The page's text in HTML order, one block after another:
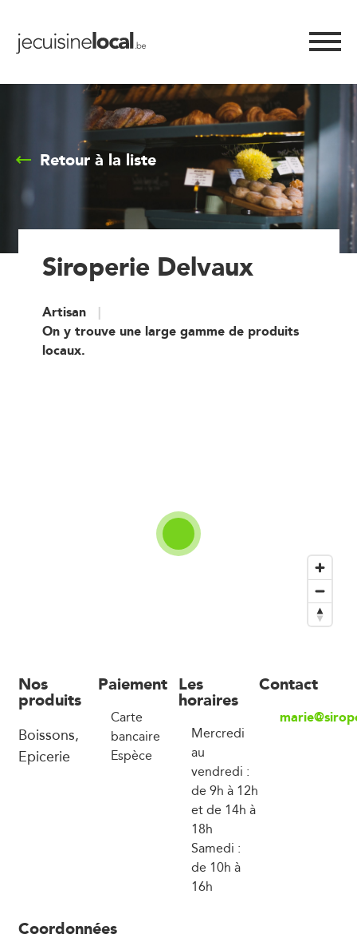
Retour à la liste
Siroperie Delvaux
Artisan
On y trouve une large gamme de produits
locaux.
Nos
produits
Boissons,
Epicerie
Paiement
Carte
bancaire
Espèce
Les
horaires
Mercredi
au
vendredi :
de 9h à 12h
et de 14h à
18h
Samedi :
de 10h à
16h
Contact
Coordonnées